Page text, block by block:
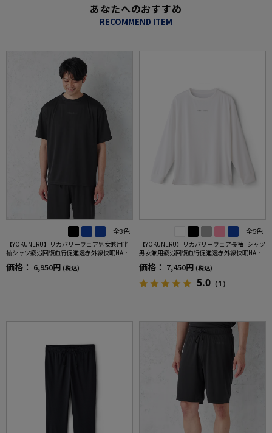
あなたへのおすすめ
RECOMMEND ITEM
全3色
【YOKUNERU】リカバリーウェア男女兼用半
袖シャツ疲労回復血行促進遠赤外線快眠NANO
価格： 6,950円 (税込)
全5色
【YOKUNERU】リカバリーウェア長袖Tシャツ
男女兼用疲労回復血行促進遠赤外線快眠NANO
価格： 7,450円 (税込)
5.0 （1）